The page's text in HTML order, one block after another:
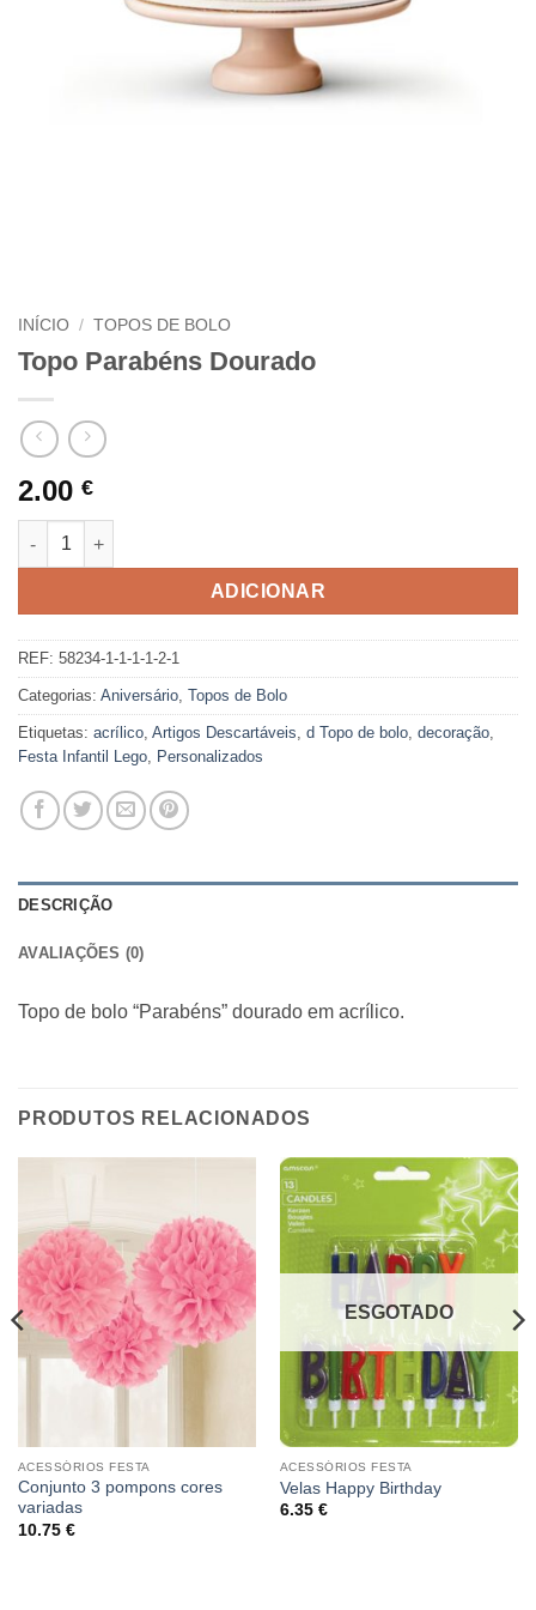
INÍCIO / TOPOS DE BOLO
Topo Parabéns Dourado
2.00 €
Quantidade de Topo Parabéns Dourado
ADICIONAR
REF: 58234-1-1-1-1-2-1
Categorias: Aniversário, Topos de Bolo
Etiquetas: acrílico, Artigos Descartáveis, d Topo de bolo, decoração,
Festa Infantil Lego, Personalizados
DESCRIÇÃO
AVALIAÇÕES (0)
Topo de bolo “Parabéns” dourado em acrílico.
PRODUTOS RELACIONADOS
ACESSÓRIOS FESTA
Conjunto 3 pompons cores
variadas
10.75 €
ESGOTADO
ACESSÓRIOS FESTA
Velas Happy Birthday
6.35 €